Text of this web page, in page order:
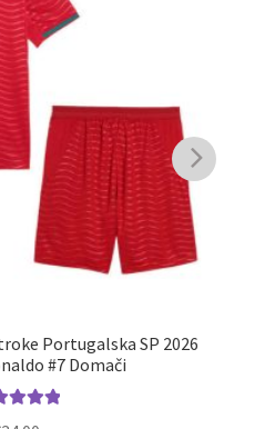
Portugalska SP 2026
#7 Domači